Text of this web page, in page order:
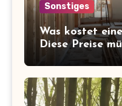
Sonstiges
Was kostet
Diese Preise